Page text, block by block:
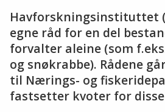
Havforskningsinstituttet
egne råd for en del
forvalter aleine (som
og snøkrabbe). Rådene
til Nærings- og
fastsetter kvoter for